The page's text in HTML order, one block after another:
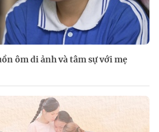
ôm di ảnh và tâm sự với mẹ